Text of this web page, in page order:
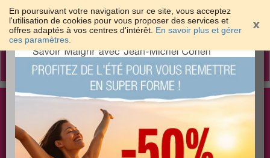
En poursuivant votre navigation sur ce site, vous acceptez
l'utilisation de cookies pour vous proposer des services et
offres adaptés à vos centres d'intérêt. En savoir plus et gérer
ces paramètres.
Toggle
Les meilleures solutions pour maigrir et être bien
dans sa peau
×